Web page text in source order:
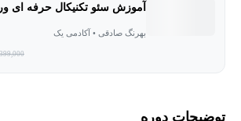
آموزش سئو تکنیکال حرفه ای
بهرنگ صادقی • آکادمی یک
توضیحات دوره